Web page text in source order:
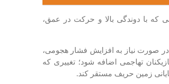
که با دوندگی بالا و حرکت در عمق،
در صورت نیاز به افزایش فشار هجومی،
تهاجمی اضافه شود؛ تغییری که
زمین حریف مستقر کند.